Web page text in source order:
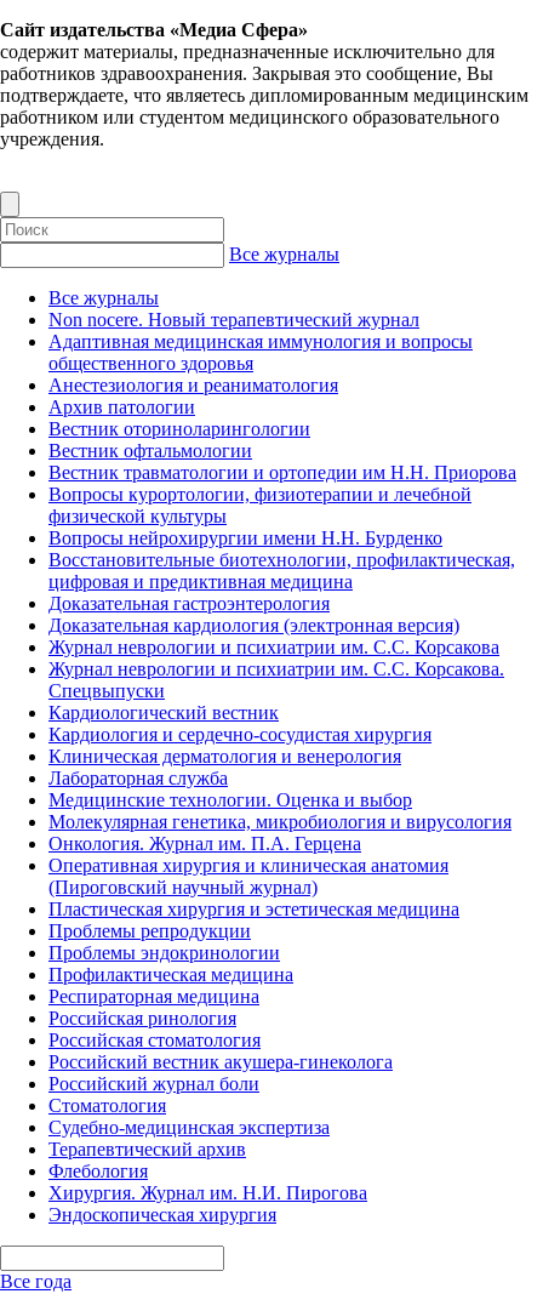
Сайт издательства «Медиа Сфера»
содержит материалы, предназначенные исключительно для
работников здравоохранения. Закрывая это сообщение, Вы
подтверждаете, что являетесь дипломированным медицинским
работником или студентом медицинского образовательного
учреждения.
Все журналы
Все журналы
Non nocere. Новый терапевтический журнал
Адаптивная медицинская иммунология и вопросы
общественного здоровья
Анестезиология и реаниматология
Архив патологии
Вестник оториноларингологии
Вестник офтальмологии
Вестник травматологии и ортопедии им Н.Н. Приорова
Вопросы курортологии, физиотерапии и лечебной
физической культуры
Вопросы нейрохирургии имени Н.Н. Бурденко
Восстановительные биотехнологии, профилактическая,
цифровая и предиктивная медицина
Доказательная гастроэнтерология
Доказательная кардиология (электронная версия)
Журнал неврологии и психиатрии им. С.С. Корсакова
Журнал неврологии и психиатрии им. С.С. Корсакова.
Спецвыпуски
Кардиологический вестник
Кардиология и сердечно-сосудистая хирургия
Клиническая дерматология и венерология
Лабораторная служба
Медицинские технологии. Оценка и выбор
Молекулярная генетика, микробиология и вирусология
Онкология. Журнал им. П.А. Герцена
Оперативная хирургия и клиническая анатомия
(Пироговский научный журнал)
Пластическая хирургия и эстетическая медицина
Проблемы репродукции
Проблемы эндокринологии
Профилактическая медицина
Респираторная медицина
Российская ринология
Российская стоматология
Российский вестник акушера-гинеколога
Российский журнал боли
Стоматология
Судебно-медицинская экспертиза
Терапевтический архив
Флебология
Хирургия. Журнал им. Н.И. Пирогова
Эндоскопическая хирургия
Все года